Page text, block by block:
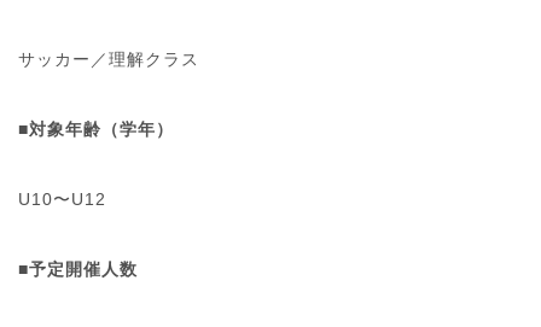
サッカー／理解クラス
■対象年齢（学年）
U10〜U12
■予定開催人数